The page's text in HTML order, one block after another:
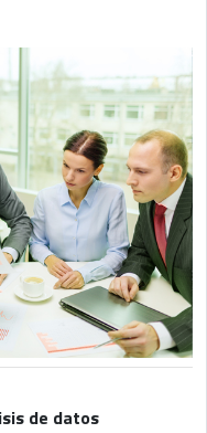
de datos